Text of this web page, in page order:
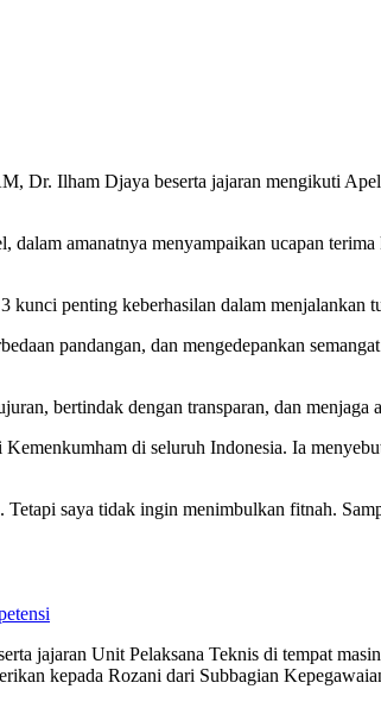
Dr. Ilham Djaya beserta jajaran mengikuti
amanatnya menyampaikan ucapan
penting keberhasilan dalam menjalankan
pandangan, dan mengedepankan
bertindak dengan transparan, dan menjaga
di seluruh Indonesia. Ia
saya tidak ingin menimbulkan fitnah.
jajaran Unit Pelaksana Teknis di tempat
kepada Rozani dari Subbagian